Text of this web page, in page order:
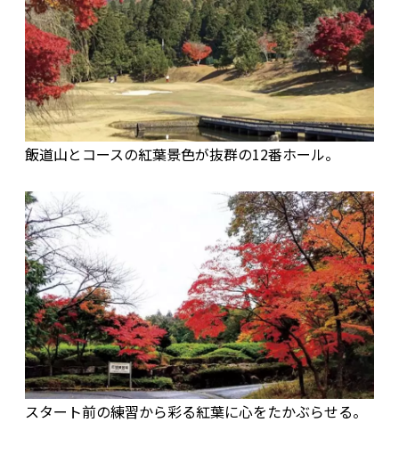
飯道山とコースの紅葉景色が抜群の12番ホール。
スタート前の練習から彩る紅葉に心をたかぶらせる。